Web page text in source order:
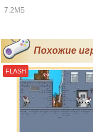
7.2МБ
Похожие
FLASH